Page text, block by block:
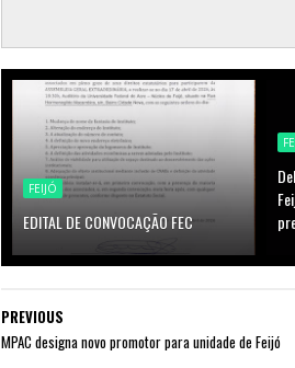
FEIJÓ
EDITAL DE CONVOCAÇÃO FEC
PREVIOUS
MPAC designa novo promotor para unidade de Feijó